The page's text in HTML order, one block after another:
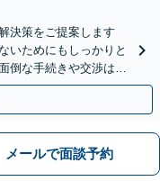
決策をご提案します
いためにもしっかりと
倒な手続きや交渉はす
メールで面談予約